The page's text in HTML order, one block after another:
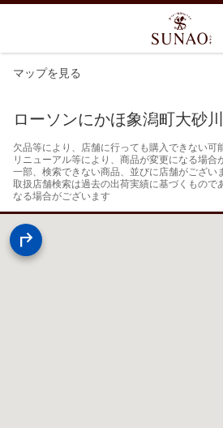
マップを見る
ローソンにかほ象潟町大砂川
欠品等により、店舗に行っても購入できない可
リニューアル等により、商品が変更になる場合
一部、検索できない商品、並びに店舗がござい
取扱店舗検索は過去の出荷実績に基づくもので
なる場合がございます